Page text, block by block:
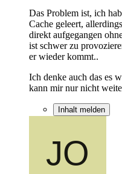
Das Problem ist, ich
Cache geleert,
direkt aufgegangen
ist schwer zu
er wieder kommt..
Ich denke auch das es
kann mir nur nicht
Inhalt melden